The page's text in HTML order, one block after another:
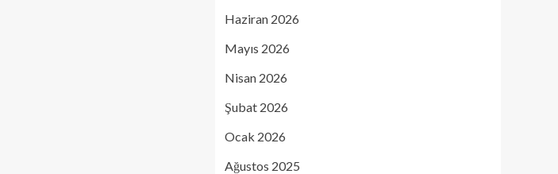
Haziran 2026
Mayıs 2026
Nisan 2026
Şubat 2026
Ocak 2026
Ağustos 2025